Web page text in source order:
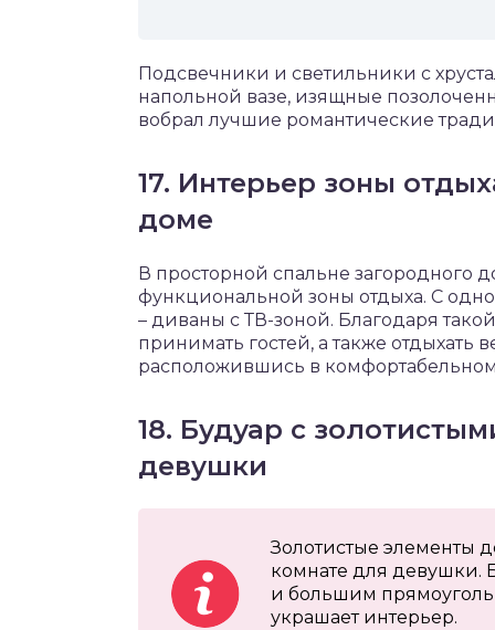
Подсвечники и светильники с
напольной вазе, изящные
вобрал лучшие романтические
17. Интерьер зоны
доме
В просторной спальне загородного
функциональной зоны отдыха. С
– диваны с ТВ-зоной. Благодаря
принимать гостей, а также отдыхать
расположившись в
18. Будуар с
девушки
Золотистые элементы
комнате для девушки.
и большим
украшает интерьер.